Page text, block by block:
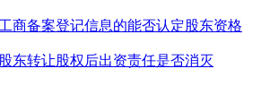
商备案登记信息的能否认定股东资格
东转让股权后出资责任是否消灭